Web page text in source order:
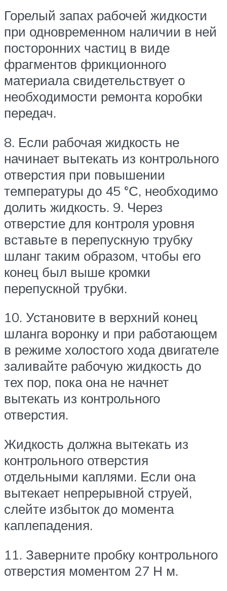
Горелый запах рабочей жидкости
при одновременном наличии в ней
посторонних частиц в виде
фрагментов фрикционного
материала свидетельствует о
необходимости ремонта коробки
передач.
8. Если рабочая жидкость не
начинает вытекать из контрольного
отверстия при повышении
температуры до 45 °С, необходимо
долить жидкость. 9. Через
отверстие для контроля уровня
вставьте в перепускную трубку
шланг таким образом, чтобы его
конец был выше кромки
перепускной трубки.
10. Установите в верхний конец
шланга воронку и при работающем
в режиме холостого хода двигателе
заливайте рабочую жидкость до
тех пор, пока она не начнет
вытекать из контрольного
отверстия.
Жидкость должна вытекать из
контрольного отверстия
отдельными каплями. Если она
вытекает непрерывной струей,
слейте избыток до момента
каплепадения.
11. Заверните пробку контрольного
отверстия моментом 27 Н м.